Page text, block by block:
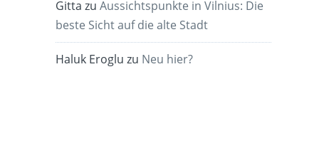
Gitta zuAussichtspunkte in Vilnius: Die
beste Sicht auf die alte Stadt
Haluk Eroglu zu Neu hier?